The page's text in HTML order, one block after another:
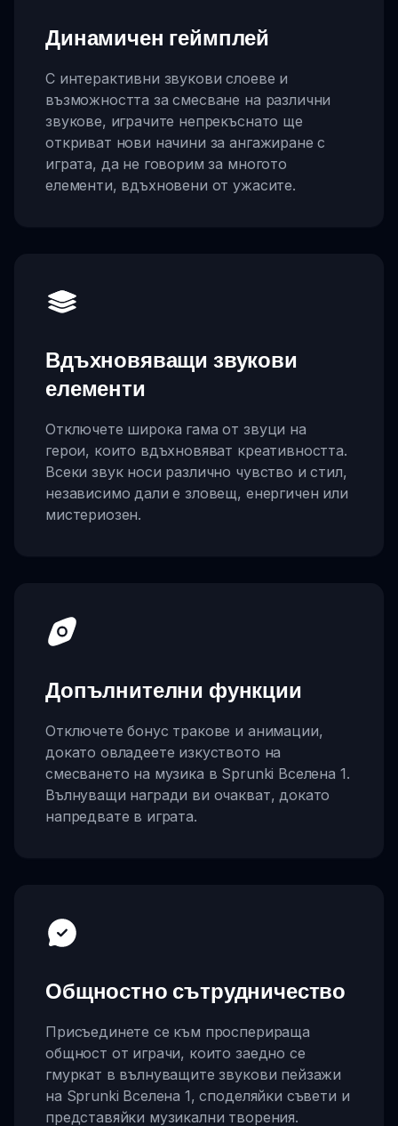
Динамичен геймплей
С интерактивни звукови слоеве и
възможността за смесване на различни
звукове, играчите непрекъснато ще
откриват нови начини за ангажиране с
играта, да не говорим за многото
елементи, вдъхновени от ужасите.
Вдъхновяващи звукови
елементи
Отключете широка гама от звуци на
герои, които вдъхновяват креативността.
Всеки звук носи различно чувство и стил,
независимо дали е зловещ, енергичен или
мистериозен.
Допълнителни функции
Отключете бонус тракове и анимации,
докато овладеете изкуството на
смесването на музика в Sprunki Вселена 1.
Вълнуващи награди ви очакват, докато
напредвате в играта.
Общностно сътрудничество
Присъединете се към просперираща
общност от играчи, които заедно се
гмуркат в вълнуващите звукови пейзажи
на Sprunki Вселена 1, споделяйки съвети и
представяйки музикални творения.